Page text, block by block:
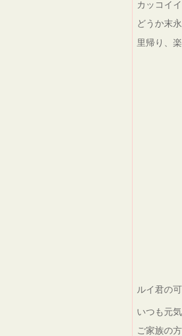
カッコイ
どうか末
里帰り、
ルイ君の
いつも元
ご家族の